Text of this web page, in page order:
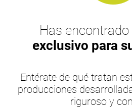
Has
exclusivo para
Entérate de qué tratan
producciones
riguroso y